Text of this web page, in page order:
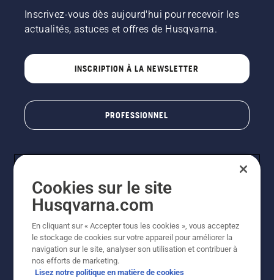
Inscrivez-vous dès aujourd'hui pour recevoir les
actualités, astuces et offres de Husqvarna.
INSCRIPTION À LA NEWSLETTER
PROFESSIONNEL
© Husqvarna AB (publ). Tous droits réservés. Les prix
indiqués sont des prix de vente conseillés. Photos non
contractuelles. Tous les prix indiqués sont des prix de
Cookies sur le site
Husqvarna.com
En cliquant sur « Accepter tous les cookies », vous acceptez
le stockage de cookies sur votre appareil pour améliorer la
navigation sur le site, analyser son utilisation et contribuer à
nos efforts de marketing.
Lisez notre politique en matière de cookies